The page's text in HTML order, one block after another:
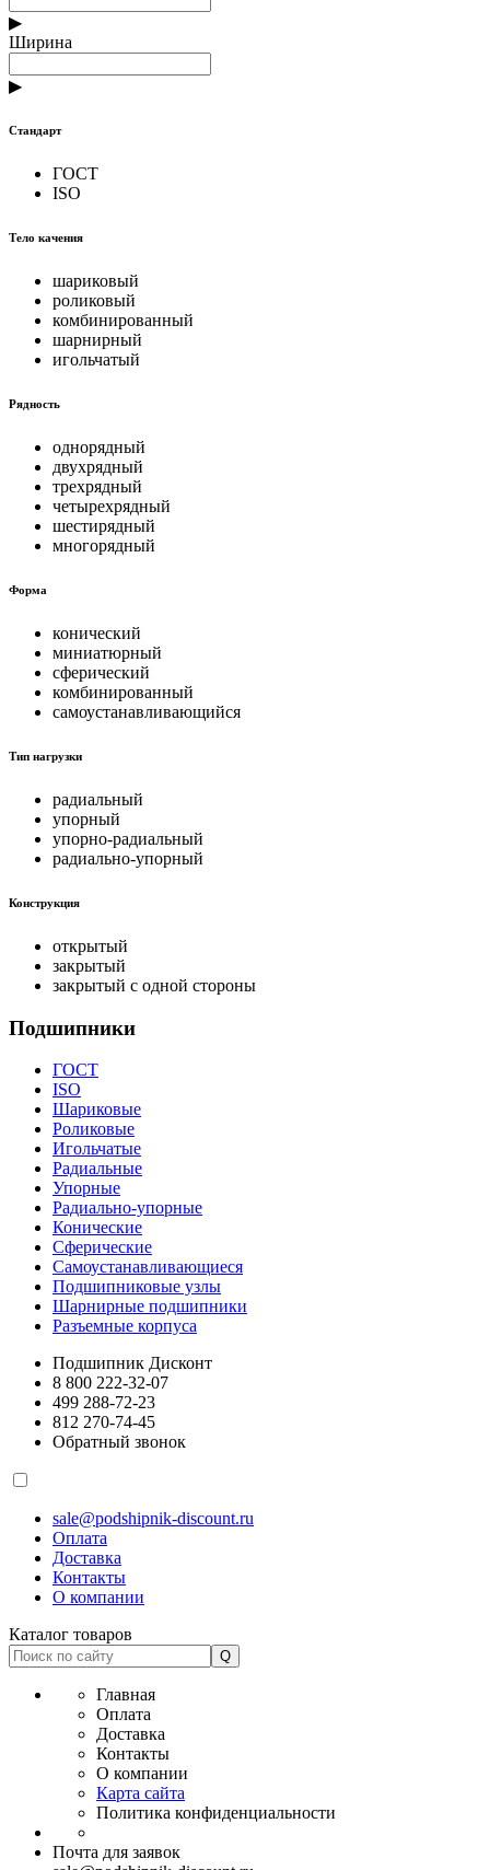
▶
Ширина
▶
Стандарт
ГОСТ
ISO
Тело качения
шариковый
роликовый
комбинированный
шарнирный
игольчатый
Рядность
однорядный
двухрядный
трехрядный
четырехрядный
шестирядный
многорядный
Форма
конический
миниатюрный
сферический
комбинированный
самоустанавливающийся
Тип нагрузки
радиальный
упорный
упорно-радиальный
радиально-упорный
Конструкция
открытый
закрытый
закрытый с одной стороны
Подшипники
ГОСТ
ISO
Шариковые
Роликовые
Игольчатые
Радиальные
Упорные
Радиально-упорные
Конические
Сферические
Самоустанавливающиеся
Подшипниковые узлы
Шарнирные подшипники
Разъемные корпуса
Подшипник Дисконт
8 800 222-32-07
499 288-72-23
812 270-74-45
Обратный звонок
sale@podshipnik-discount.ru
Оплата
Доставка
Контакты
О компании
Каталог товаров
Главная
Оплата
Доставка
Контакты
О компании
Карта сайта
Политика конфиденциальности
Почта для заявок